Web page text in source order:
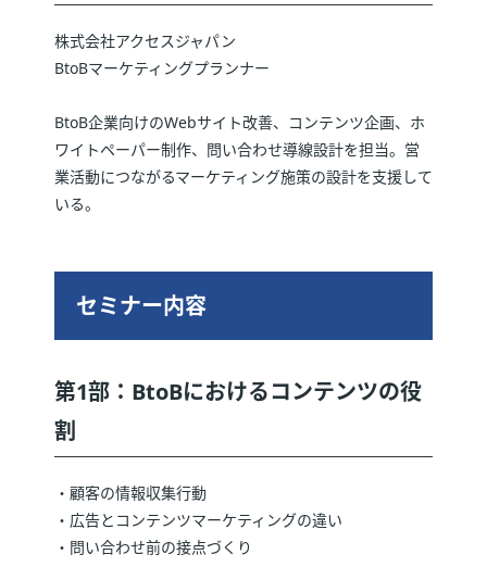
株式会社アクセスジャパン
BtoBマーケティングプランナー
BtoB企業向けのWebサイト改善、コンテンツ企画、ホ
ワイトペーパー制作、問い合わせ導線設計を担当。営
業活動につながるマーケティング施策の設計を支援して
いる。
セミナー内容
第1部：BtoBにおけるコンテンツの役
割
・顧客の情報収集行動
・広告とコンテンツマーケティングの違い
・問い合わせ前の接点づくり